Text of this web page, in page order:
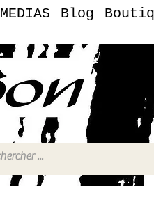
MEDIAS Blog